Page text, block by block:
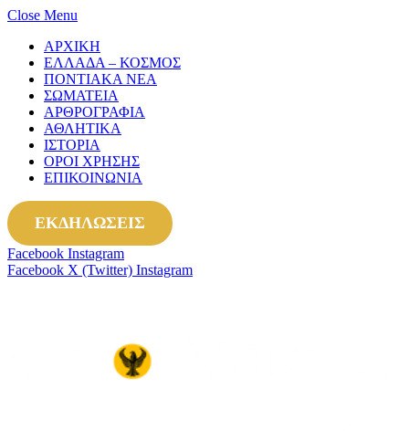
Close Menu
ΑΡΧΙΚΗ
ΕΛΛΑΔΑ – ΚΟΣΜΟΣ
ΠΟΝΤΙΑΚΑ ΝΕΑ
ΣΩΜΑΤΕΙΑ
ΑΡΘΡΟΓΡΑΦΙΑ
ΑΘΛΗΤΙΚΑ
ΙΣΤΟΡΙΑ
ΟΡΟΙ ΧΡΗΣΗΣ
ΕΠΙΚΟΙΝΩΝΙΑ
ΕΚΔΗΛΩΣΕΙΣ
Facebook Instagram
Facebook X (Twitter) Instagram